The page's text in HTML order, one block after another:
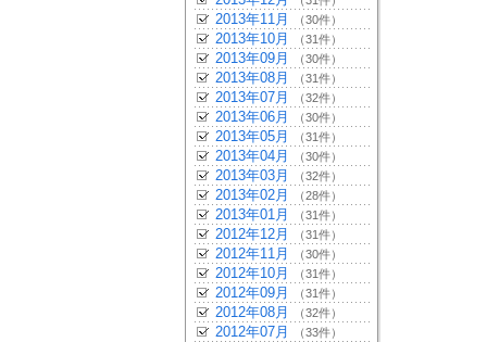
2013年11月 （30件）
2013年10月 （31件）
2013年09月 （30件）
2013年08月 （31件）
2013年07月 （32件）
2013年06月 （30件）
2013年05月 （31件）
2013年04月 （30件）
2013年03月 （32件）
2013年02月 （28件）
2013年01月 （31件）
2012年12月 （31件）
2012年11月 （30件）
2012年10月 （31件）
2012年09月 （31件）
2012年08月 （32件）
2012年07月 （33件）